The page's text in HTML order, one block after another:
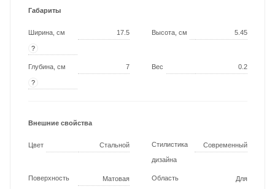
Габариты
Ширина, см
?
17.5 Высота, см 5.45
Глубина, см
?
7 Вес 0.2
Внешние свойства
Цвет Стальной Стилистика
дизайна
Современный
Поверхность Матовая Область Для